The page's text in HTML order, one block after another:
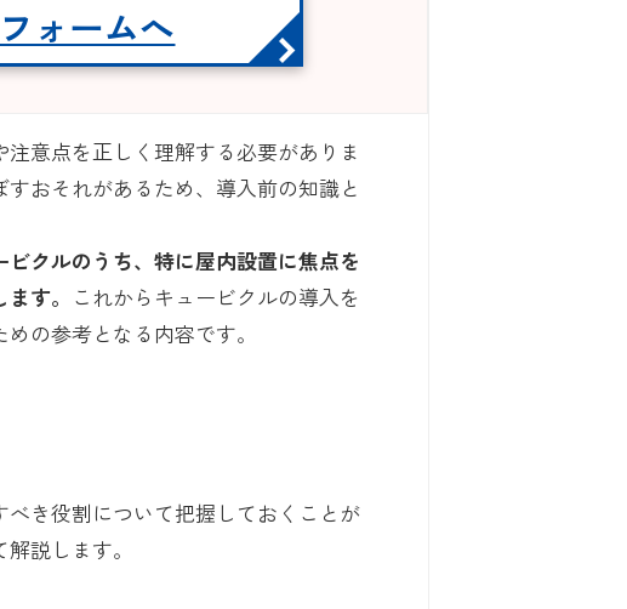
ォームへ
意点を正しく理解する必要がありま
おそれがあるため、導入前の知識と
クルのうち、特に屋内設置に焦点を
す。 これからキュービクルの導入を
の参考となる内容です。
き役割について把握しておくことが
説します。